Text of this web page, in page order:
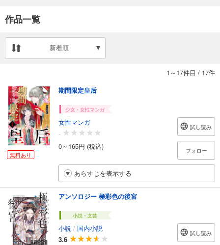
作品一覧
新着順
1～17件目 / 17件
無料あり
期間限定皇后
少女・女性マンガ
女性マンガ
-
0～165円 (税込)
試し読み
フォロー
あらすじを表示する
アンソロジー 極彩色の後宮
小説・文芸
小説 / 国内小説
3.6
試し読み